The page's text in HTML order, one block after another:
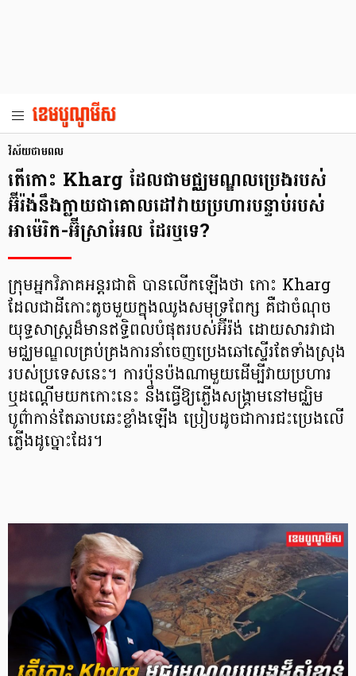
វិស័យថាមពល
តើកោះ Kharg ដែលជាមជ្ឈមណ្ឌលប្រេងរបស់
អ៊ីរ៉ង់នឹងក្លាយជាគោលដៅវាយប្រហារបន្ទាប់របស់
អាម៉េរិក-អ៊ីស្រាអែល ដែរឬទេ?
ក្រុមអ្នកវិភាគអន្តរជាតិ បានលើកឡើងថា កោះ Kharg
ដែលជាដីកោះតូចមួយក្នុងឈូងសមុទ្រពែក្ស គឺជាចំណុច
យុទ្ធសាស្ត្រដ៏មានឥទ្ធិពលបំផុតរបស់អ៊ីរ៉ង់ ដោយសារវាជា
មជ្ឈមណ្ឌលគ្រប់គ្រងការនាំចេញប្រេងឆៅស្ទើរតែទាំងស្រុង
របស់ប្រទេសនេះ។ ការប៉ុនប៉ងណាមួយដើម្បីវាយប្រហារ
ឬដណ្តើមយកកោះនេះ នឹងធ្វើឱ្យភ្លើងសង្គ្រាមនៅមជ្ឈិម
បូព៌ាកាន់តែឆាបឆេះខ្លាំងឡើង ប្រៀបដូចជាការជះប្រេងលើ
ភ្លើងដូច្នោះដែរ។